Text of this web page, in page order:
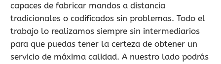
capaces de fabricar mandos a distancia
tradicionales o codificados sin problemas. Todo el
trabajo lo realizamos siempre sin intermediarios
para que puedas tener la certeza de obtener un
servicio de máxima calidad. A nuestro lado podrás